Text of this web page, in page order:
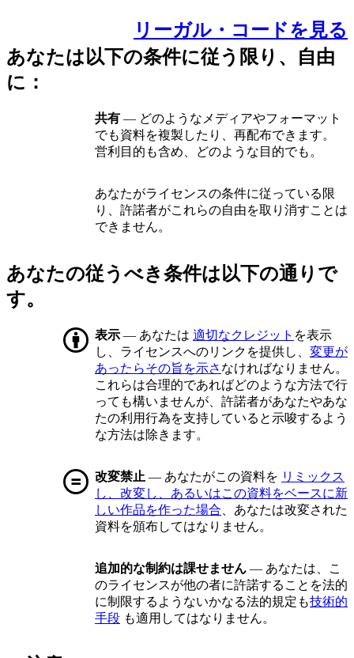
リーガル・コードを見る
あなたは以下の条件に従う限り、自由
に：
共有 — どのようなメディアやフォーマット
でも資料を複製したり、再配布できます。
営利目的も含め、どのような目的でも。
あなたがライセンスの条件に従っている限
り、許諾者がこれらの自由を取り消すことは
できません。
あなたの従うべき条件は以下の通りで
す。
表示 — あなたは 適切なクレジット を表示
し、ライセンスへのリンクを提供し、 変更が
あったらその旨を示さ なければなりません。
これらは合理的であればどのような方法で行
っても構いませんが、許諾者があなたやあな
たの利用行為を支持していると示唆するよう
な方法は除きます。
改変禁止 — あなたがこの資料を リミックス
し、改変し、あるいはこの資料をベースに新
しい作品を作った場合 、あなたは改変された
資料を頒布してはなりません。
追加的な制約は課せません — あなたは、こ
のライセンスが他の者に許諾することを法的
に制限するようないかなる法的規定も技術的
手段 も適用してはなりません。